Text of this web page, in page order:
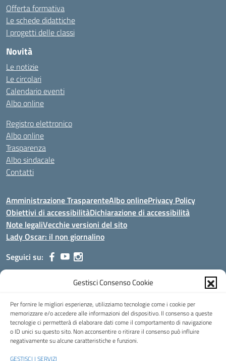
Gestisci Consenso Cookie
Per fornire le migliori esperienze, utilizziamo tecnologie come i cookie per
memorizzare e/o accedere alle informazioni del dispositivo. Il consenso a queste
tecnologie ci permetterà di elaborare dati come il comportamento di navigazione
o ID unici su questo sito. Non acconsentire o ritirare il consenso può influire
negativamente su alcune caratteristiche e funzioni.
GESTISCI I SERVIZI
Offerta formativa
Le schede didattiche
I progetti delle classi
Novità
Le notizie
Le circolari
Calendario eventi
Albo online
Registro elettronico
Albo online
Trasparenza
Albo sindacale
Contatti
Amministrazione TrasparenteAlbo onlinePrivacy Policy
Obiettivi di accessibilitàDichiarazione di accessibilità
Note legaliVecchie versioni del sito
Lady Oscar: il non giornalino
Seguici su:
Viale Aldo Moro, 51 - 24021 Albino (Bg)
Posta elettronica certificata (PEC):bgis00900b@pec.istruzione.it
Codice fiscale: 95002390169
Codice meccanografico:BGIS00900B